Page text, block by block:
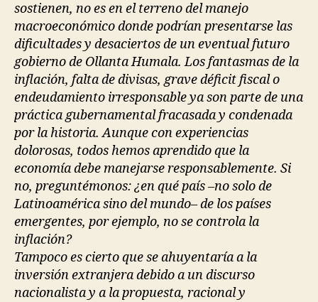
sostienen, no es en el terreno del manejo
macroeconómico donde podrían presentarse las
dificultades y desaciertos de un eventual futuro
gobierno de Ollanta Humala. Los fantasmas de la
inflación, falta de divisas, grave déficit fiscal o
endeudamiento irresponsable ya son parte de una
práctica gubernamental fracasada y condenada
por la historia. Aunque con experiencias
dolorosas, todos hemos aprendido que la
economía debe manejarse responsablemente. Si
no, preguntémonos: ¿en qué país –no solo de
Latinoamérica sino del mundo– de los países
emergentes, por ejemplo, no se controla la
inflación?
Tampoco es cierto que se ahuyentaría a la
inversión extranjera debido a un discurso
nacionalista y a la propuesta, racional y